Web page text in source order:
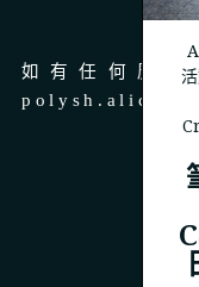
如有任何廣告
©